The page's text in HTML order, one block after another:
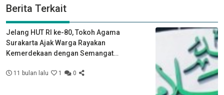
Berita Terkait
Jelang HUT RI ke-80, Tokoh Agama
Surakarta Ajak Warga Rayakan
Kemerdekaan dengan Semangat
11 bulan lalu 1 0